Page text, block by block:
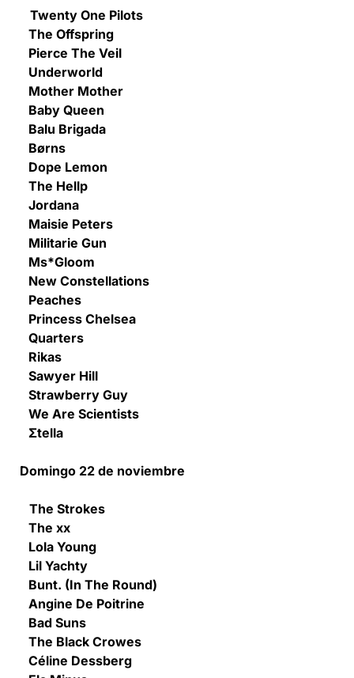
Twenty One Pilots
The Offspring
Pierce The Veil
Underworld
Mother Mother
Baby Queen
Balu Brigada
Børns
Dope Lemon
The Hellp
Jordana
Maisie Peters
Militarie Gun
Ms*Gloom
New Constellations
Peaches
Princess Chelsea
Quarters
Rikas
Sawyer Hill
Strawberry Guy
We Are Scientists
Σtella
Domingo 22 de noviembre
The Strokes
The xx
Lola Young
Lil Yachty
Bunt. (In The Round)
Angine De Poitrine
Bad Suns
The Black Crowes
Céline Dessberg